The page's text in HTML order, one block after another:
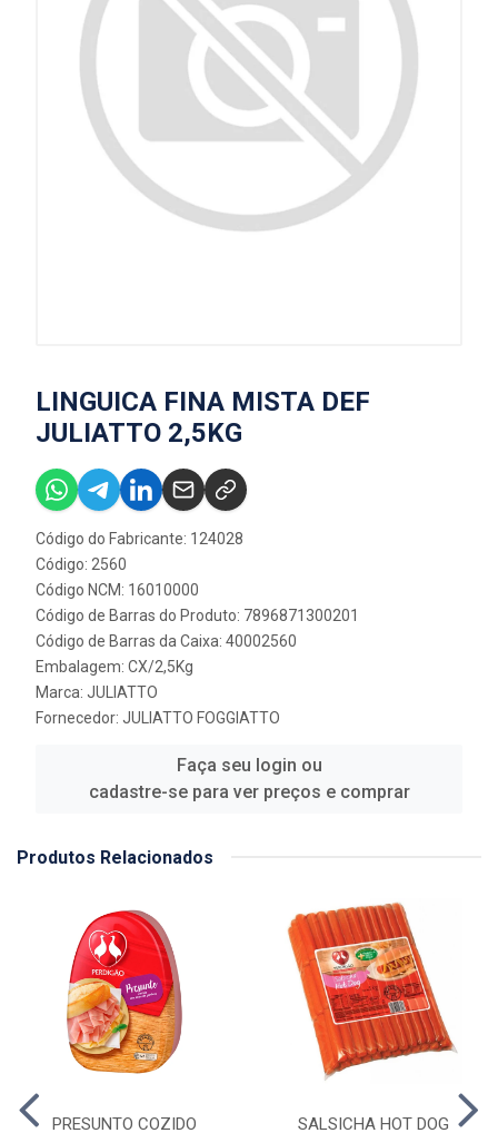
LINGUICA FINA MISTA DEF
JULIATTO 2,5KG
Código do Fabricante: 124028
Código: 2560
Código NCM: 16010000
Código de Barras do Produto: 7896871300201
Código de Barras da Caixa: 40002560
Embalagem: CX/2,5Kg
Marca: JULIATTO
Fornecedor: JULIATTO FOGGIATTO
Faça seu login ou
cadastre-se para ver preços e comprar
Produtos Relacionados
PRESUNTO COZIDO
SALSICHA HOT DOG